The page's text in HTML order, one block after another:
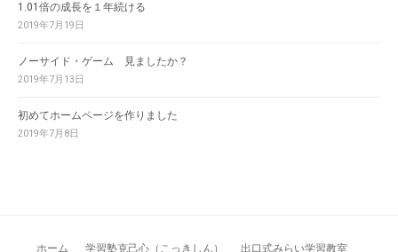
1.01倍の成長を１年続ける
2019年7月19日
ノーサイド・ゲーム 見ましたか？
2019年7月13日
初めてホームページを作りました
2019年7月8日
ホーム 学習塾克己心（こっきしん） 出口式みらい学習教室